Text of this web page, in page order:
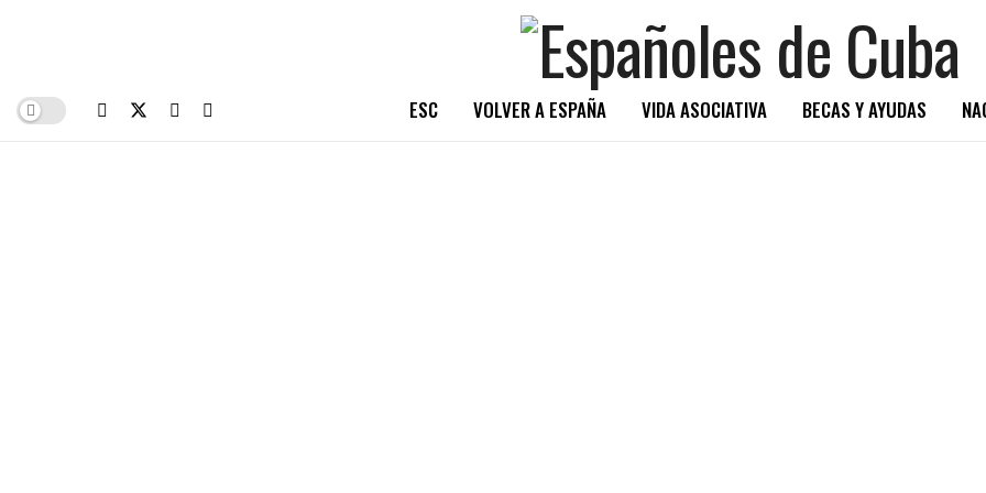
ESC VOLVER A ESPAÑA VIDA ASOCIATIVA BECAS Y AYUDAS